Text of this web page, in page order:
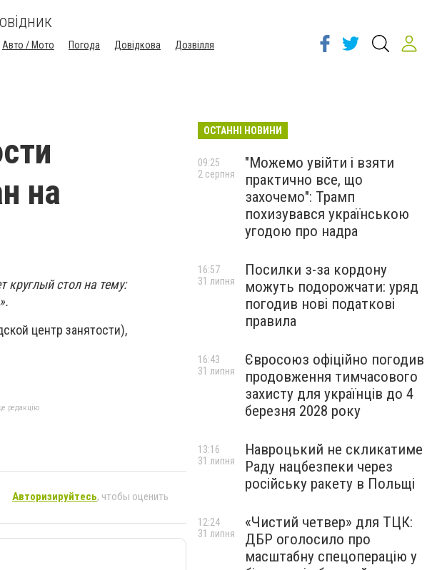
Авто / Мото Погода Довідкова
Дозвілля
на
круглый стол на тему:
центр занятости),
редакцію
Авторизируйтесь, чтобы оценить
ОСТАННІ НОВИНИ
"Можемо увійти і взяти
практично все, що
захочемо": Трамп
похизувався українською
угодою про надра
09:25
2 серпня
Посилки з-за кордону
можуть подорожчати: уряд
погодив нові податкові
правила
16:57
31 липня
Євросоюз офіційно погодив
продовження тимчасового
захисту для українців до 4
березня 2028 року
16:43
31 липня
Навроцький не скликатиме
Раду нацбезпеки через
російську ракету в Польщі
13:16
31 липня
«Чистий четвер» для ТЦК:
ДБР оголосило про
масштабну спецоперацію у
12:24
31 липня